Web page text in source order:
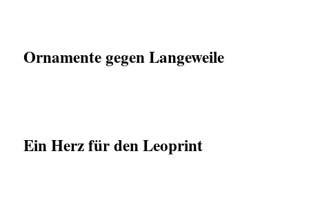
Ornamente gegen Langeweile
Ein Herz für den Leoprint